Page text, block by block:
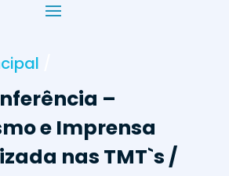
–
e Imprensa
nas TMT`s /